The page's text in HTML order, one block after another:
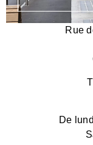
Rue
De